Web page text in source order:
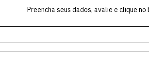
Preencha seus dados, avalie e clique